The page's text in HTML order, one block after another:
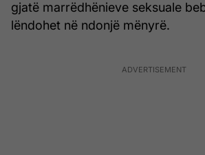
gjatë marrëdhënieve seksuale
lëndohet në ndonjë mënyrë.